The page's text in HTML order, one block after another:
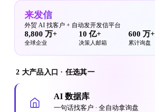
来发信
外贸 AI 找客户 + 自动发开发信平台
8,800 万+
全球企业
10 亿+
决策人邮箱
600 万+
累计询盘
2 大产品入口 · 任选其一
AI 数据库
一句话找客户 · 全自动拿询盘